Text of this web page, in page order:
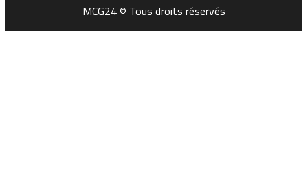
MCG24 © Tous droits réservés